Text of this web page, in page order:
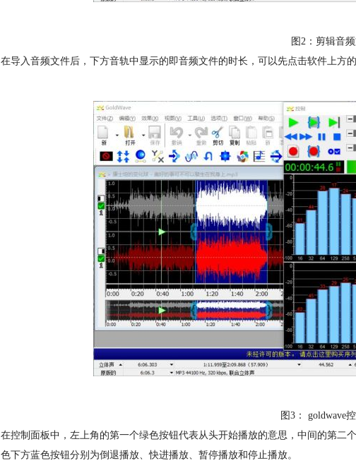
图2：剪辑音
在导入音频文件后，下方音轨中显示的即音频文件的时长，可以先点击软件上方
图3： goldwave
在控制面板中，左上角的第一个绿色按钮代表从头开始播放的意思，中间的第
色下方蓝色按钮分别为倒退播放、快进播放、暂停播放和停止播放。